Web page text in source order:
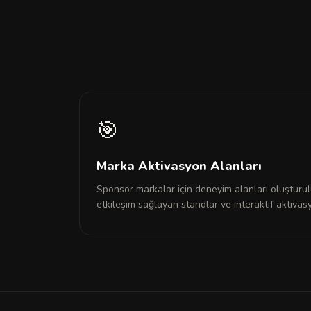
🎯
Marka Aktivasyon Alanları
Sponsor markalar için deneyim alanları
etkileşim sağlayan standlar ve interaktif